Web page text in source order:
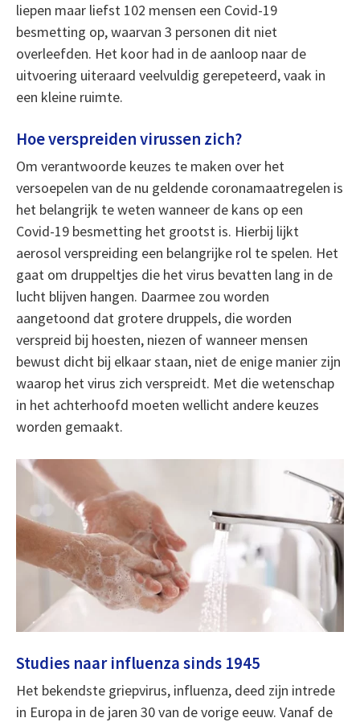
liepen maar liefst 102 mensen een Covid-19
besmetting op, waarvan 3 personen dit niet
overleefden. Het koor had in de aanloop naar de
uitvoering uiteraard veelvuldig gerepeteerd, vaak in
een kleine ruimte.
Hoe verspreiden virussen zich?
Om verantwoorde keuzes te maken over het
versoepelen van de nu geldende coronamaatregelen is
het belangrijk te weten wanneer de kans op een
Covid-19 besmetting het grootst is. Hierbij lijkt
aerosol verspreiding een belangrijke rol te spelen. Het
gaat om druppeltjes die het virus bevatten lang in de
lucht blijven hangen. Daarmee zou worden
aangetoond dat grotere druppels, die worden
verspreid bij hoesten, niezen of wanneer mensen
bewust dicht bij elkaar staan, niet de enige manier zijn
waarop het virus zich verspreidt. Met die wetenschap
in het achterhoofd moeten wellicht andere keuzes
worden gemaakt.
Studies naar influenza sinds 1945
Het bekendste griepvirus, influenza, deed zijn intrede
in Europa in de jaren 30 van de vorige eeuw. Vanaf de